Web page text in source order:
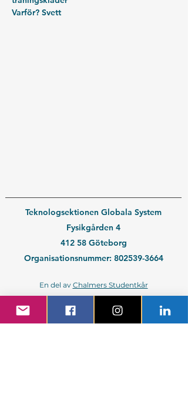
Varför? Svett
Teknologsektionen Globala System
Fysikgården 4
412 58 Göteborg
Organisationsnummer: 802539-3664
En del av Chalmers Studentkår
Kontakt medlem
Kontakt företag